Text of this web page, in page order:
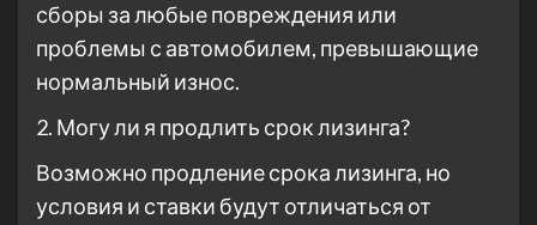
сборы за любые повреждения или
проблемы с автомобилем, превышающие
нормальный износ.
2. Могу ли я продлить срок лизинга?
Возможно продление срока лизинга, но
условия и ставки будут отличаться от